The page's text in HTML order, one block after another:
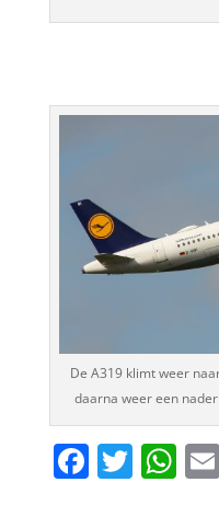
De A319 klimt weer
daarna weer een
F T W